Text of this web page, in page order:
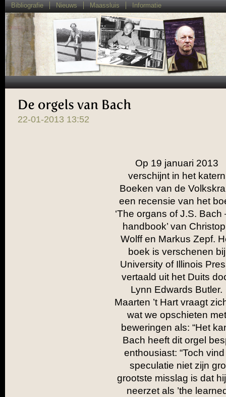
Bibliografie Nieuws Maassluis Informatie
De orgels van Bach
22-01-2013 13:52
Op 19 januari 2013
verschijnt in het katern
Boeken van de
een recensie van het
‘The organs of J.S. Bach
handbook’ van
Wolff en Markus Zepf.
boek is verschenen bij
University of Illinois
vertaald uit het Duits
Lynn Edwards Butler.
Maarten ’t Hart vraagt
wat we opschieten met
beweringen als: “Het
Bach heeft dit orgel
enthousiast: “Toch
speculatie niet zijn
grootste misslag is dat
neerzet als ’the